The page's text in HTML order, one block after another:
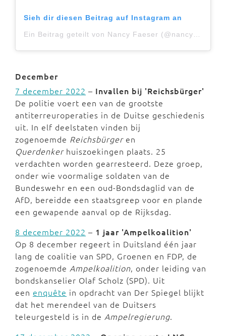
Sieh dir diesen Beitrag auf Instagram an
December
7 december 2022 – Invallen bij 'Reichsbürger'
De politie voert een van de grootste
antiterreuroperaties in de Duitse geschiedenis
uit. In elf deelstaten vinden bij
zogenoemde Reichsbürgeren
Querdenker huiszoekingen plaats. 25
verdachten worden gearresteerd. Deze groep,
onder wie voormalige soldaten van de
Bundeswehr en een oud-Bondsdaglid van de
AfD, bereidde een staatsgreep voor en plande
een gewapende aanval op de Rijksdag.
8 december 2022 – 1 jaar 'Ampelkoalition'
Op 8 december regeert in Duitsland één jaar
lang de coalitie van SPD, Groenen en FDP, de
zogenoemde Ampelkoalition, onder leiding van
bondskanselier Olaf Scholz (SPD). Uit
een enquête in opdracht van Der Spiegel blijkt
dat het merendeel van de Duitsers
teleurgesteld is in de Ampelregierung.